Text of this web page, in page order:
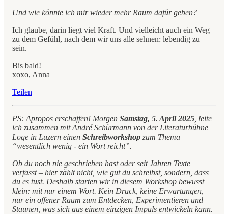
Und wie könnte ich mir wieder mehr Raum dafür geben?
Ich glaube, darin liegt viel Kraft. Und vielleicht auch ein Weg
zu dem Gefühl, nach dem wir uns alle sehnen: lebendig zu
sein.
Bis bald!
xoxo, Anna
Teilen
PS: Apropos erschaffen! Morgen Samstag, 5. April 2025 , leite
ich zusammen mit André Schürmann von der Literaturbühne
Loge in Luzern einen Schreibworkshop zum Thema
“wesentlich wenig - ein Wort reicht”.
Ob du noch nie geschrieben hast oder seit Jahren Texte
verfasst – hier zählt nicht, wie gut du schreibst, sondern, dass
du es tust. Deshalb starten wir in diesem Workshop bewusst
klein: mit nur einem Wort. Kein Druck, keine Erwartungen,
nur ein offener Raum zum Entdecken, Experimentieren und
Staunen, was sich aus einem einzigen Impuls entwickeln kann.